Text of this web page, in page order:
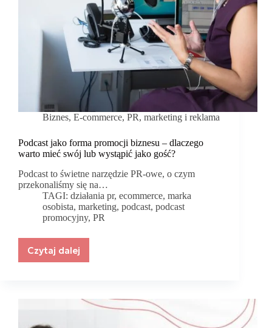
Biznes, E-commerce, PR, marketing i reklama
Podcast jako forma promocji biznesu – dlaczego
warto mieć swój lub wystąpić jako gość?
Podcast to świetne narzędzie PR-owe, o czym
przekonaliśmy się na…
TAGI: działania pr,ecommerce,marka
osobista, marketing, podcast, podcast
promocyjny, PR
Czytaj dalej
Podcast
biznesu